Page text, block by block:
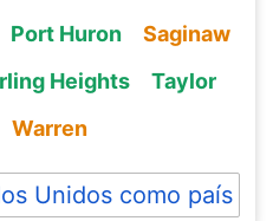
Port Huron
Saginaw
Heights
Taylor
Warren
Unidos como país